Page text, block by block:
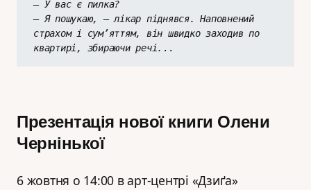
– У вас є пилка?
– Я пошукаю, – лікар піднявся. Наповнений
страхом і сум’яттям, він швидко заходив по
квартирі, збираючи речі. ..
Презентація нової книги Олени
Чернінької
6 жовтня о 14:00 в арт-центрі «Дзиґа»